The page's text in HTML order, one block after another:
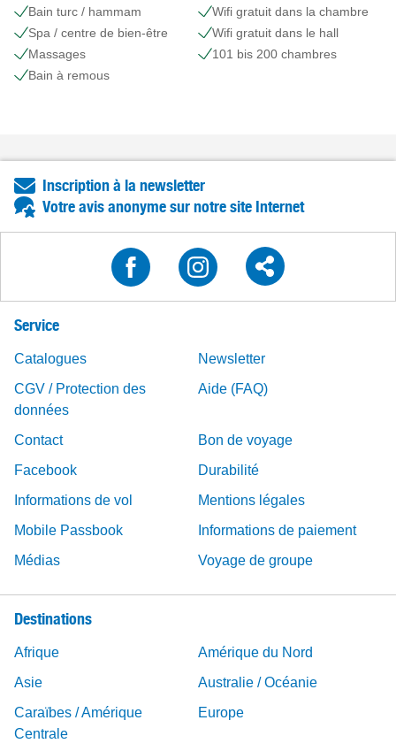
Bain turc / hammam
Spa / centre de bien-être
Massages
Bain à remous
Wifi gratuit dans la chambre
Wifi gratuit dans le hall
101 bis 200 chambres
Inscription à la newsletter
Votre avis anonyme sur notre site Internet
Service
Catalogues
Newsletter
CGV / Protection des
données
Aide (FAQ)
Contact
Bon de voyage
Facebook
Durabilité
Informations de vol
Mentions légales
Mobile Passbook
Informations de paiement
Médias
Voyage de groupe
Destinations
Afrique
Amérique du Nord
Asie
Australie / Océanie
Caraïbes / Amérique
Centrale
Europe